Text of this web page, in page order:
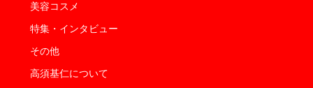
美容コスメ
特集・インタビュー
その他
高須基仁について